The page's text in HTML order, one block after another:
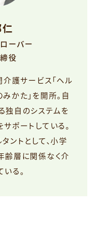
ーバー
役
護サービス「ヘル
かた」を開所。自
独自のシステムを
ポートしている。
ントとして、小学
齢層に関係なく介
る。